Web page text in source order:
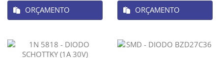
ORÇAMENTO ORÇAMENTO